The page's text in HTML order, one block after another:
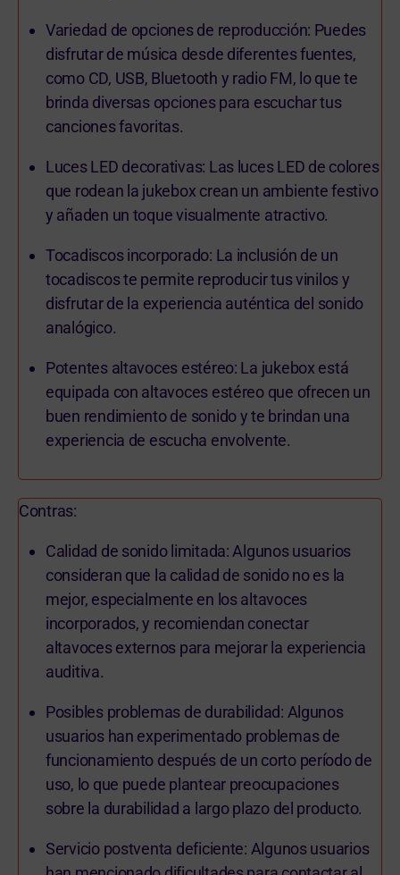
Variedad de opciones de reproducción: Puedes
disfrutar de música desde diferentes fuentes,
como CD, USB, Bluetooth y radio FM, lo que te
brinda diversas opciones para escuchar tus
canciones favoritas.
Luces LED decorativas: Las luces LED de colores
que rodean la jukebox crean un ambiente festivo
y añaden un toque visualmente atractivo.
Tocadiscos incorporado: La inclusión de un
tocadiscos te permite reproducir tus vinilos y
disfrutar de la experiencia auténtica del sonido
analógico.
Potentes altavoces estéreo: La jukebox está
equipada con altavoces estéreo que ofrecen un
buen rendimiento de sonido y te brindan una
experiencia de escucha envolvente.
Contras:
Calidad de sonido limitada: Algunos usuarios
consideran que la calidad de sonido no es la
mejor, especialmente en los altavoces
incorporados, y recomiendan conectar
altavoces externos para mejorar la experiencia
auditiva.
Posibles problemas de durabilidad: Algunos
usuarios han experimentado problemas de
funcionamiento después de un corto período de
uso, lo que puede plantear preocupaciones
sobre la durabilidad a largo plazo del producto.
Servicio postventa deficiente: Algunos usuarios